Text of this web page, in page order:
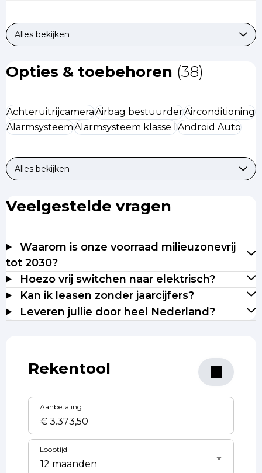
Alles bekijken
Opties & toebehoren (38)
AchteruitrijcameraAirbag bestuurderAirconditioning
AlarmsysteemAlarmsysteem klasse IAndroid Auto
Alles bekijken
Veelgestelde vragen
Waarom is onze voorraad milieuzonevrij
tot 2030?
Hoezo vrij switchen naar elektrisch?
Kan ik leasen zonder jaarcijfers?
Leveren jullie door heel Nederland?
Rekentool
Aanbetaling
Looptijd